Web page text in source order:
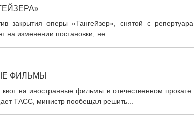
закрытия оперы «Тангейзер», снятой с репертуара
на изменении постановки, не...
ФИЛЬМЫ
на иностранные фильмы в отечественном прокате.
ТАСС, министр пообещал решить...